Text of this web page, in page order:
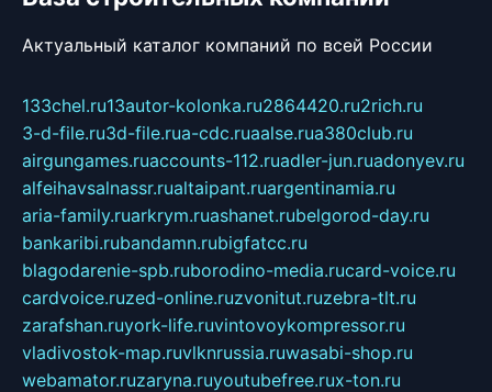
Актуальный каталог компаний по всей России
133chel.ru13autor-kolonka.ru2864420.ru2rich.ru
3-d-file.ru3d-file.rua-cdc.ruaalse.rua380club.ru
airgungames.ruaccounts-112.ruadler-jun.ruadonyev.ru
alfeihavsalnassr.rualtaipant.ruargentinamia.ru
aria-family.ruarkrym.ruashanet.rubelgorod-day.ru
bankaribi.rubandamn.rubigfatcc.ru
blagodarenie-spb.ruborodino-media.rucard-voice.ru
cardvoice.ruzed-online.ruzvonitut.ruzebra-tlt.ru
zarafshan.ruyork-life.ruvintovoykompressor.ru
vladivostok-map.ruvlknrussia.ruwasabi-shop.ru
webamator.ruzaryna.ruyoutubefree.rux-ton.ru